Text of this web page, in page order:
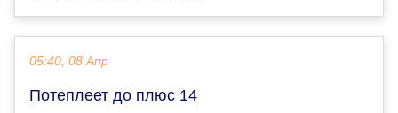
05:40, 08 Апр
Потеплеет до плюс 14